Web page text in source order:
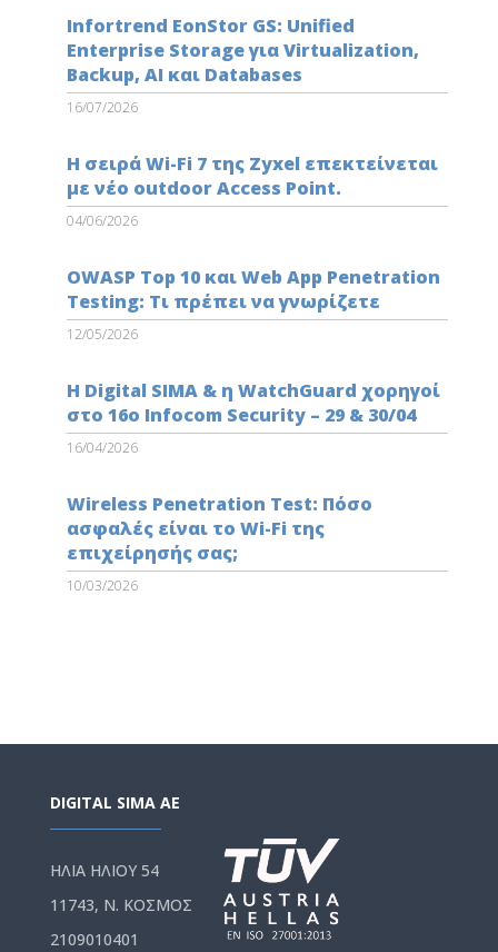
Infortrend EonStor GS: Unified
Enterprise Storage για Virtualization,
Backup, AI και Databases
16/07/2026
Η σειρά Wi-Fi 7 της Zyxel επεκτείνεται
με νέο outdoor Access Point.
04/06/2026
OWASP Top 10 και Web App Penetration
Testing: Τι πρέπει να γνωρίζετε
12/05/2026
Η Digital SIMA & η WatchGuard χορηγοί
στο 16ο Infocom Security – 29 & 30/04
16/04/2026
Wireless Penetration Test: Πόσο
ασφαλές είναι το Wi-Fi της
επιχείρησής σας;
10/03/2026
DIGITAL SIMA AE
ΗΛΙΑ ΗΛΙΟΥ 54
11743, Ν. ΚΟΣΜΟΣ
2109010401